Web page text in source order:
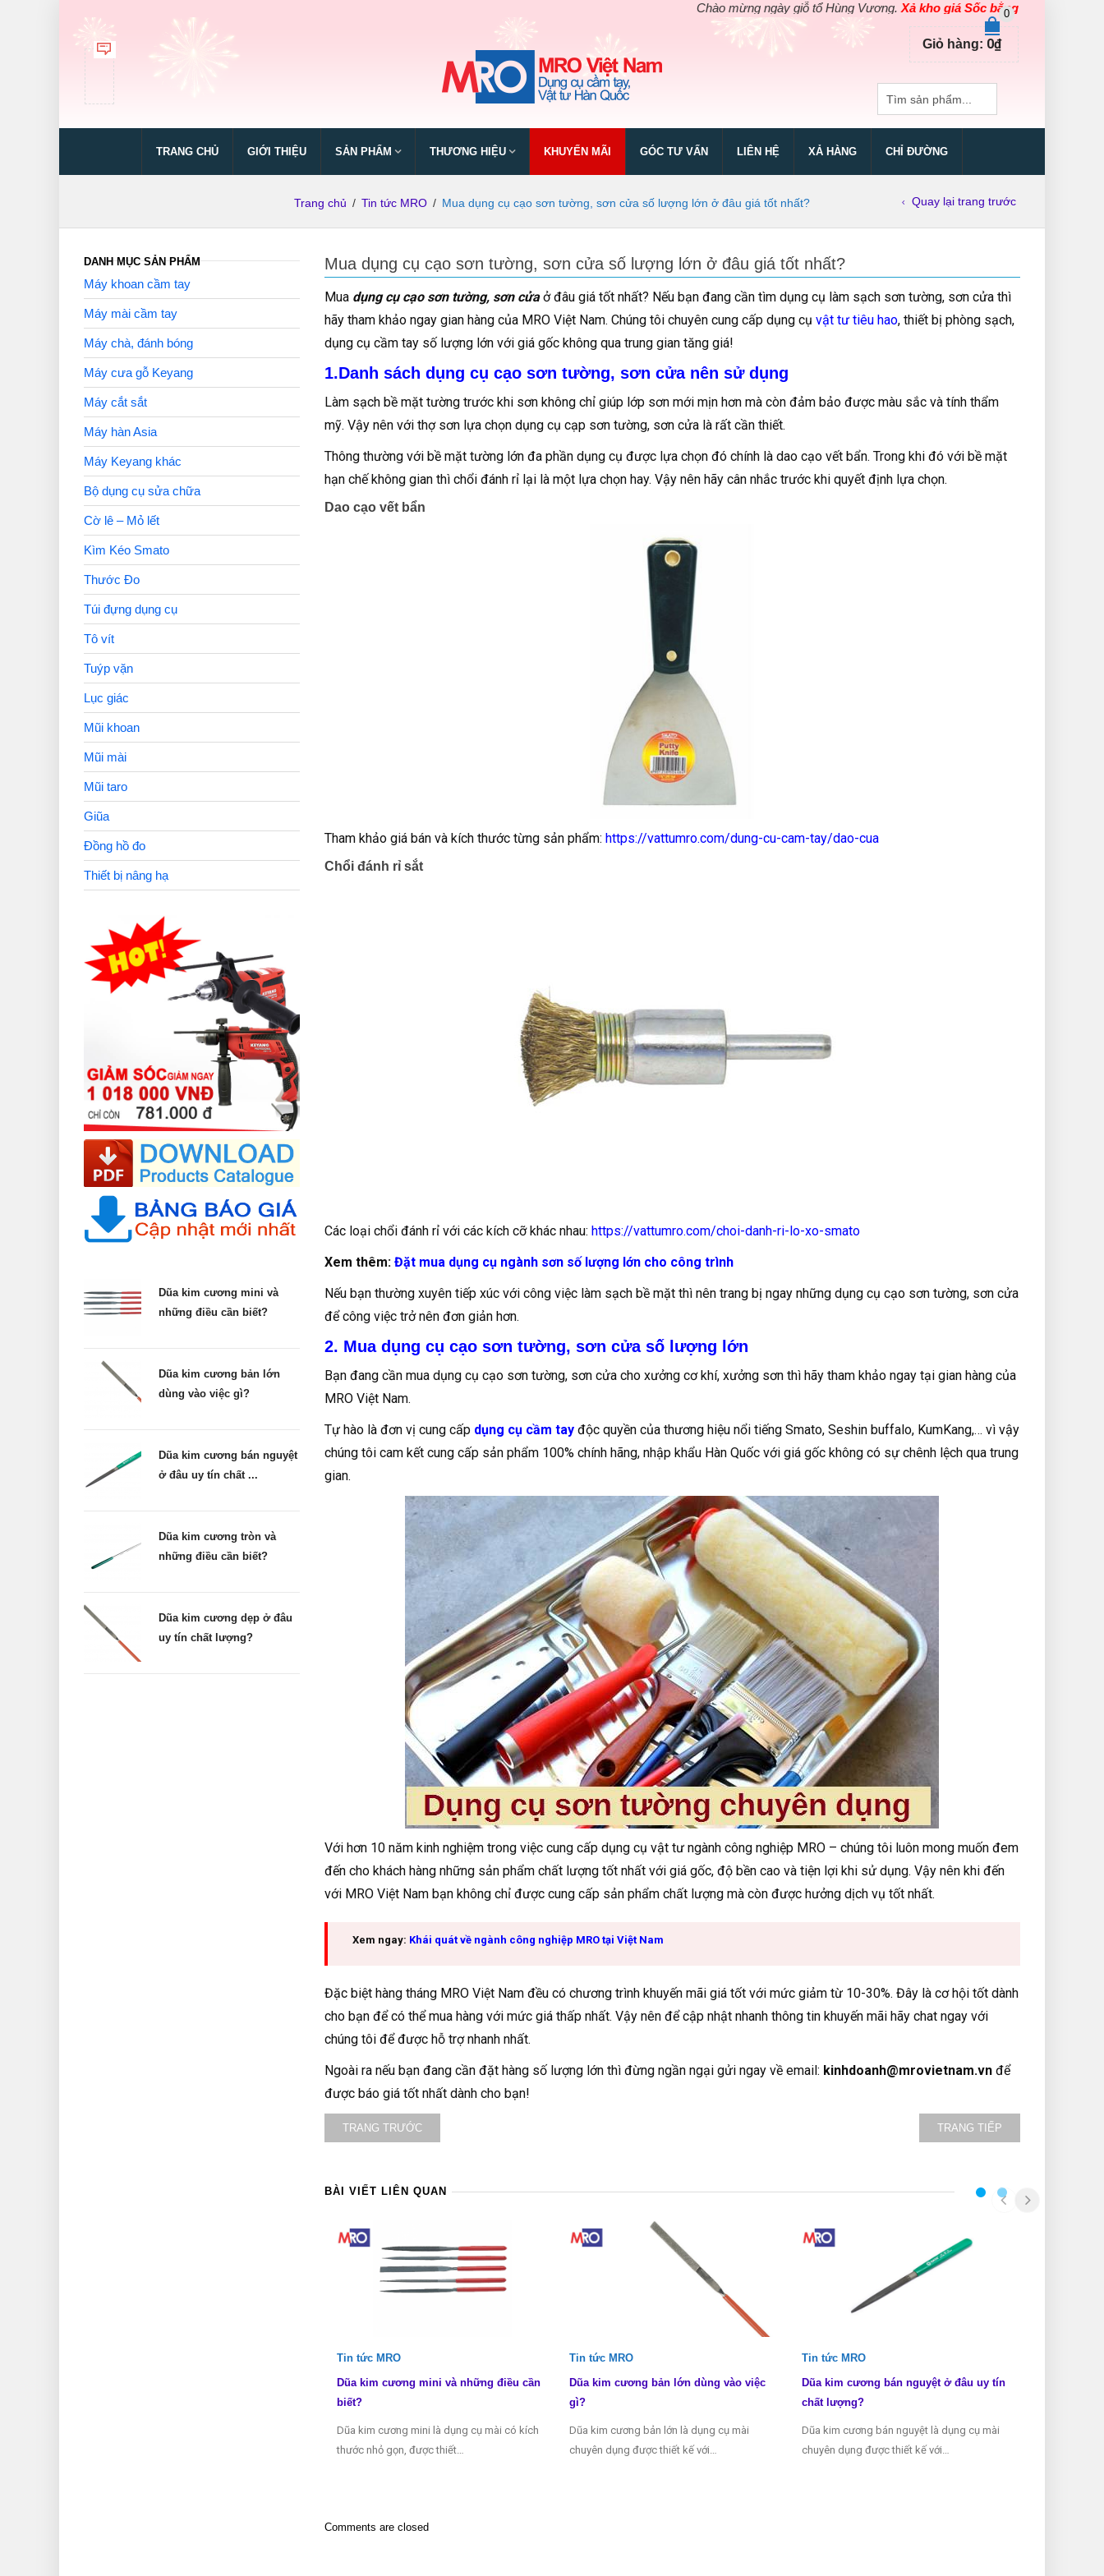
Chào mừng ngày giỗ tổ Hùng Vương.Xả kho giá Sốc bằng giá Gốccho các sản
0
Giỏ hàng: 0₫
TRANG CHỦ GIỚI THIỆU SẢN PHẨM THƯƠNG HIỆU KHUYẾN MÃI GÓC TƯ VẤN LIÊN HỆ XẢ HÀNG CHỈ ĐƯỜNG
Trang chủ / Tin tức MRO / Mua dụng cụ cạo sơn tường, sơn cửa số lượng lớn ở đâu giá tốt nhất? Quay lại trang trước
Mua dụng cụ cạo sơn tường, sơn cửa số lượng lớn ở đâu giá tốt nhất?
Mua dụng cụ cạo sơn tường, sơn cửaở đâu giá tốt nhất? Nếu bạn đang cần tìm dụng cụ làm sạch sơn tường, sơn cửa thì
hãy tham khảo ngay gian hàng của MRO Việt Nam. Chúng tôi chuyên cung cấp dụng cụ vật tư tiêu hao, thiết bị phòng sạch,
dụng cụ cầm tay số lượng lớn với giá gốc không qua trung gian tăng giá!
1.Danh sách dụng cụ cạo sơn tường, sơn cửa nên sử dụng
Làm sạch bề mặt tường trước khi sơn không chỉ giúp lớp sơn mới mịn hơn mà còn đảm bảo được màu sắc và tính thẩm
mỹ. Vậy nên với thợ sơn lựa chọn dụng cụ cạp sơn tường, sơn cửa là rất cần thiết.
Thông thường với bề mặt tường lớn đa phần dụng cụ được lựa chọn đó chính là dao cạo vết bẩn. Trong khi đó với bề mặt
hạn chế không gian thì chổi đánh rỉ lại là một lựa chọn hay. Vậy nên hãy cân nhắc trước khi quyết định lựa chọn.
Dao cạo vết bẩn
Tham khảo giá bán và kích thước từng sản phẩm: https://vattumro.com/dung-cu-cam-tay/dao-cua
Chổi đánh rỉ sắt
Các loại chổi đánh rỉ với các kích cỡ khác nhau: https://vattumro.com/choi-danh-ri-lo-xo-smato
Xem thêm: Đặt mua dụng cụ ngành sơn số lượng lớn cho công trình
Nếu bạn thường xuyên tiếp xúc với công việc làm sạch bề mặt thì nên trang bị ngay những dụng cụ cạo sơn tường, sơn cửa
để công việc trở nên đơn giản hơn.
2. Mua dụng cụ cạo sơn tường, sơn cửa số lượng lớn
Bạn đang cần mua dụng cụ cạo sơn tường, sơn cửa cho xưởng cơ khí, xưởng sơn thì hãy tham khảo ngay tại gian hàng của
MRO Việt Nam.
Tự hào là đơn vị cung cấp dụng cụ cầm tayđộc quyền của thương hiệu nổi tiếng Smato, Seshin buffalo, KumKang,… vì vậy
chúng tôi cam kết cung cấp sản phẩm 100% chính hãng, nhập khẩu Hàn Quốc với giá gốc không có sự chênh lệch qua trung
gian.
Với hơn 10 năm kinh nghiệm trong việc cung cấp dụng cụ vật tư ngành công nghiệp MRO – chúng tôi luôn mong muốn đem
đến cho khách hàng những sản phẩm chất lượng tốt nhất với giá gốc, độ bền cao và tiện lợi khi sử dụng. Vậy nên khi đến
với MRO Việt Nam bạn không chỉ được cung cấp sản phẩm chất lượng mà còn được hưởng dịch vụ tốt nhất.
Xem ngay: Khái quát về ngành công nghiệp MRO tại Việt Nam
Đặc biệt hàng tháng MRO Việt Nam đều có chương trình khuyến mãi giá tốt với mức giảm từ 10-30%. Đây là cơ hội tốt dành
cho bạn để có thể mua hàng với mức giá thấp nhất. Vậy nên để cập nhật nhanh thông tin khuyến mãi hãy chat ngay với
chúng tôi để được hỗ trợ nhanh nhất.
Ngoài ra nếu bạn đang cần đặt hàng số lượng lớn thì đừng ngần ngại gửi ngay về email: kinhdoanh@mrovietnam.vnđể
được báo giá tốt nhất dành cho bạn!
TRANG TRƯỚC TRANG TIẾP
BÀI VIẾT LIÊN QUAN
Tin tức MRO
Dũa kim cương mini và những điều cần
biết?
Dũa kim cương mini là dụng cụ mài có kích
thước nhỏ gọn, được thiết…
Tin tức MRO
Dũa kim cương bản lớn dùng vào việc
gì?
Dũa kim cương bản lớn là dụng cụ mài
chuyên dụng được thiết kế với…
Tin tức MRO
Dũa kim cương bán nguyệt ở đâu uy tín
chất lượng?
Dũa kim cương bán nguyệt là dụng cụ mài
chuyên dụng được thiết kế với…
Comments are closed
DANH MỤC SẢN PHẨM
Máy khoan cầm tay
Máy mài cầm tay
Máy chà, đánh bóng
Máy cưa gỗ Keyang
Máy cắt sắt
Máy hàn Asia
Máy Keyang khác
Bộ dụng cụ sửa chữa
Cờ lê – Mỏ lết
Kìm Kéo Smato
Thước Đo
Túi đựng dụng cụ
Tô vít
Tuýp vặn
Lục giác
Mũi khoan
Mũi mài
Mũi taro
Giũa
Đồng hồ đo
Thiết bị nâng hạ
Dũa kim cương mini và
những điều cần biết?
Dũa kim cương bản lớn
dùng vào việc gì?
Dũa kim cương bán nguyệt
ở đâu uy tín chất ...
Dũa kim cương tròn và
những điều cần biết?
Dũa kim cương dẹp ở đâu
uy tín chất lượng?